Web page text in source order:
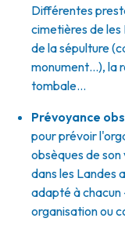
Différentes
cimetières de
de la sépulture
monument…), la
tombale…
Prévoyance
pour prévoir
obsèques de
dans les Landes
adapté à
organisation ou